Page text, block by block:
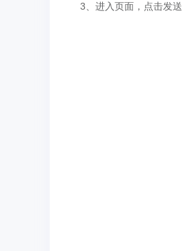
3、进入页面，点击发送